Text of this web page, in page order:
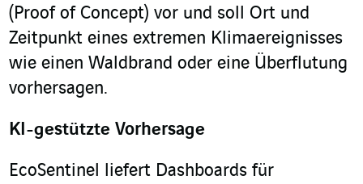
(Proof of Concept) vor und soll Ort und
Zeitpunkt eines extremen Klimaereignisses
wie einen Waldbrand oder eine Überflutung
vorhersagen.
KI-gestützte Vorhersage
EcoSentinel liefert Dashboards für